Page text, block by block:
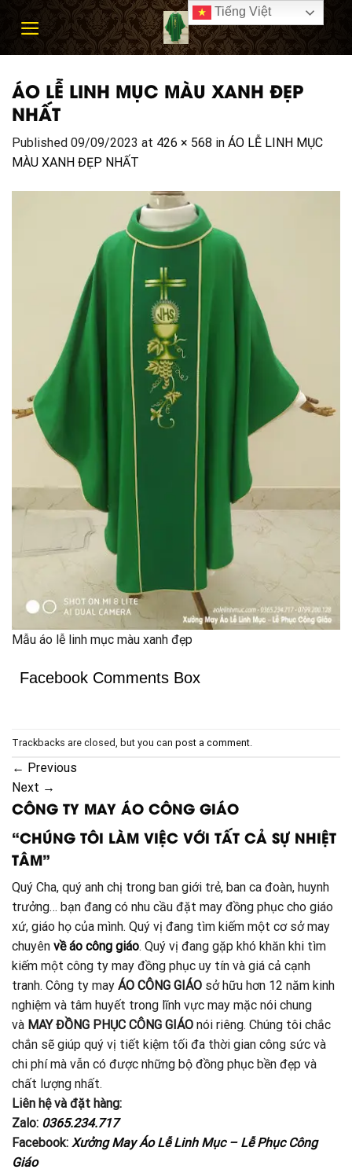
ÁO LỄ LINH MỤC MÀU XANH ĐẸP
NHẤT
Published 09/09/2023 at 426 × 568 in ÁO LỄ LINH MỤC
MÀU XANH ĐẸP NHẤT
Mẫu áo lễ linh mục màu xanh đẹp
Facebook Comments Box
Trackbacks are closed, but you can post a comment
← Previous
Next →
CÔNG TY MAY ÁO CÔNG GIÁO
“CHÚNG TÔI LÀM VIỆC VỚI TẤT CẢ SỰ NHIỆT
TÂM”
Quý Cha, quý anh chị trong ban giới trẻ, ban ca đoàn, huynh
trưởng… bạn đang có nhu cầu đặt may đồng phục cho giáo
xứ, giáo họ của mình. Quý vị đang tìm kiếm một cơ sở may
chuyên về áo công giáo. Quý vị đang gặp khó khăn khi tìm
kiếm một công ty may đồng phục uy tín và giá cả cạnh
tranh. Công ty may ÁO CÔNG GIÁO sở hữu hơn 12 năm kinh
nghiệm và tâm huyết trong lĩnh vực may mặc nói chung
và MAY ĐỒNG PHỤC CÔNG GIÁO nói riêng. Chúng tôi chắc
chắn sẽ giúp quý vị tiết kiệm tối đa thời gian công sức và
chi phí mà vẫn có được những bộ đồng phục bền đẹp và
chất lượng nhất.
Liên hệ và đặt hàng:
Zalo: 0365.234.717
Facebook: Xưởng May Áo Lễ Linh Mục – Lễ Phục Công
Giáo
Tiếng Việt